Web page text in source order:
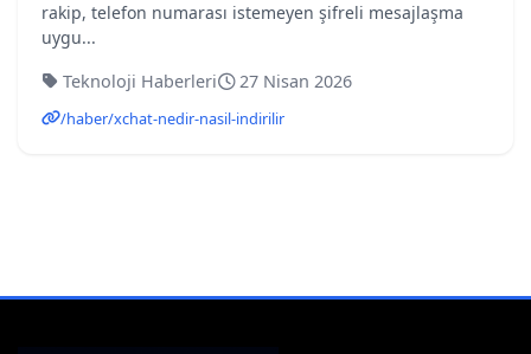
rakip, telefon numarası istemeyen şifreli mesajlaşma
uygu...
Teknoloji Haberleri
27 Nisan 2026
/haber/xchat-nedir-nasil-indirilir